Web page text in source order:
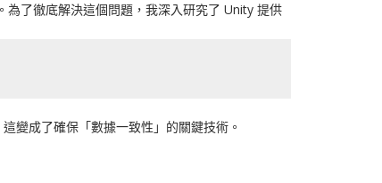
了徹底解決這個問題，我深入研究了 Unity 提供
變成了確保「數據一致性」的關鍵技術。